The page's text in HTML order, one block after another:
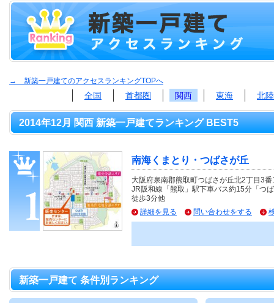
→ 新築一戸建てのアクセスランキングTOPへ
全国 首都圏 関西 東海 北
2014年12月 関西 新築一戸建てランキング BEST5
南海くまとり・つばさが丘
大阪府泉南郡熊取町つばさが丘北2丁目3
JR阪和線「熊取」駅下車バス約15分「つ
徒歩3分他
詳細を見る
問い合わせをする
新築一戸建て 条件別ランキング